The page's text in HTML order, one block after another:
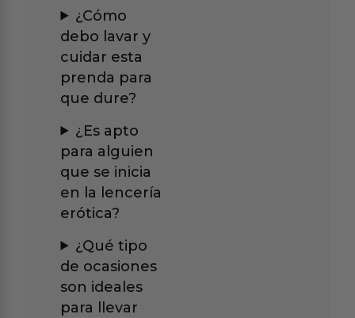
¿Cómo
debo lavar y
cuidar esta
prenda para
que dure?
¿Es apto
para alguien
que se inicia
en la lencería
erótica?
¿Qué tipo
de ocasiones
son ideales
para llevar